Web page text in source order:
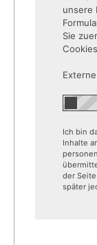
unsere
Sie
Ich bin
Inhalte
der
später